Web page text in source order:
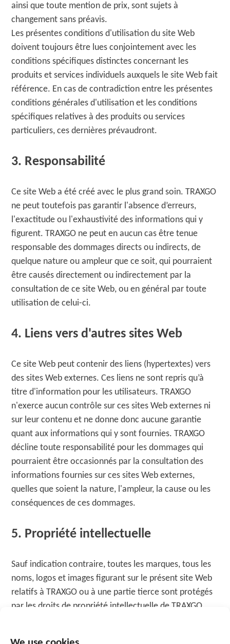
ainsi que toute mention de prix, sont sujets à
changement sans préavis.
Les présentes conditions d'utilisation du site Web
doivent toujours être lues conjointement avec les
conditions spécifiques distinctes concernant les
produits et services individuels auxquels le site Web fait
référence. En cas de contradiction entre les présentes
conditions générales d'utilisation et les conditions
spécifiques relatives à des produits ou services
particuliers, ces dernières prévaudront.
3. Responsabilité
Ce site Web a été créé avec le plus grand soin. TRAXGO
ne peut toutefois pas garantir l'absence d’erreurs,
l'exactitude ou l'exhaustivité des informations qui y
figurent. TRAXGO ne peut en aucun cas être tenue
responsable des dommages directs ou indirects, de
quelque nature ou ampleur que ce soit, qui pourraient
être causés directement ou indirectement par la
consultation de ce site Web, ou en général par toute
utilisation de celui-ci.
4. Liens vers d'autres sites Web
Ce site Web peut contenir des liens (hypertextes) vers
des sites Web externes. Ces liens ne sont repris qu’à
titre d'information pour les utilisateurs. TRAXGO
n'exerce aucun contrôle sur ces sites Web externes ni
sur leur contenu et ne donne donc aucune garantie
quant aux informations qui y sont fournies. TRAXGO
décline toute responsabilité pour les dommages qui
pourraient être occasionnés par la consultation des
informations fournies sur ces sites Web externes,
quelles que soient la nature, l'ampleur, la cause ou les
conséquences de ces dommages.
5. Propriété intellectuelle
Sauf indication contraire, toutes les marques, tous les
noms, logos et images figurant sur le présent site Web
relatifs à TRAXGO ou à une partie tierce sont protégés
par les droits de propriété intellectuelle de TRAXGO